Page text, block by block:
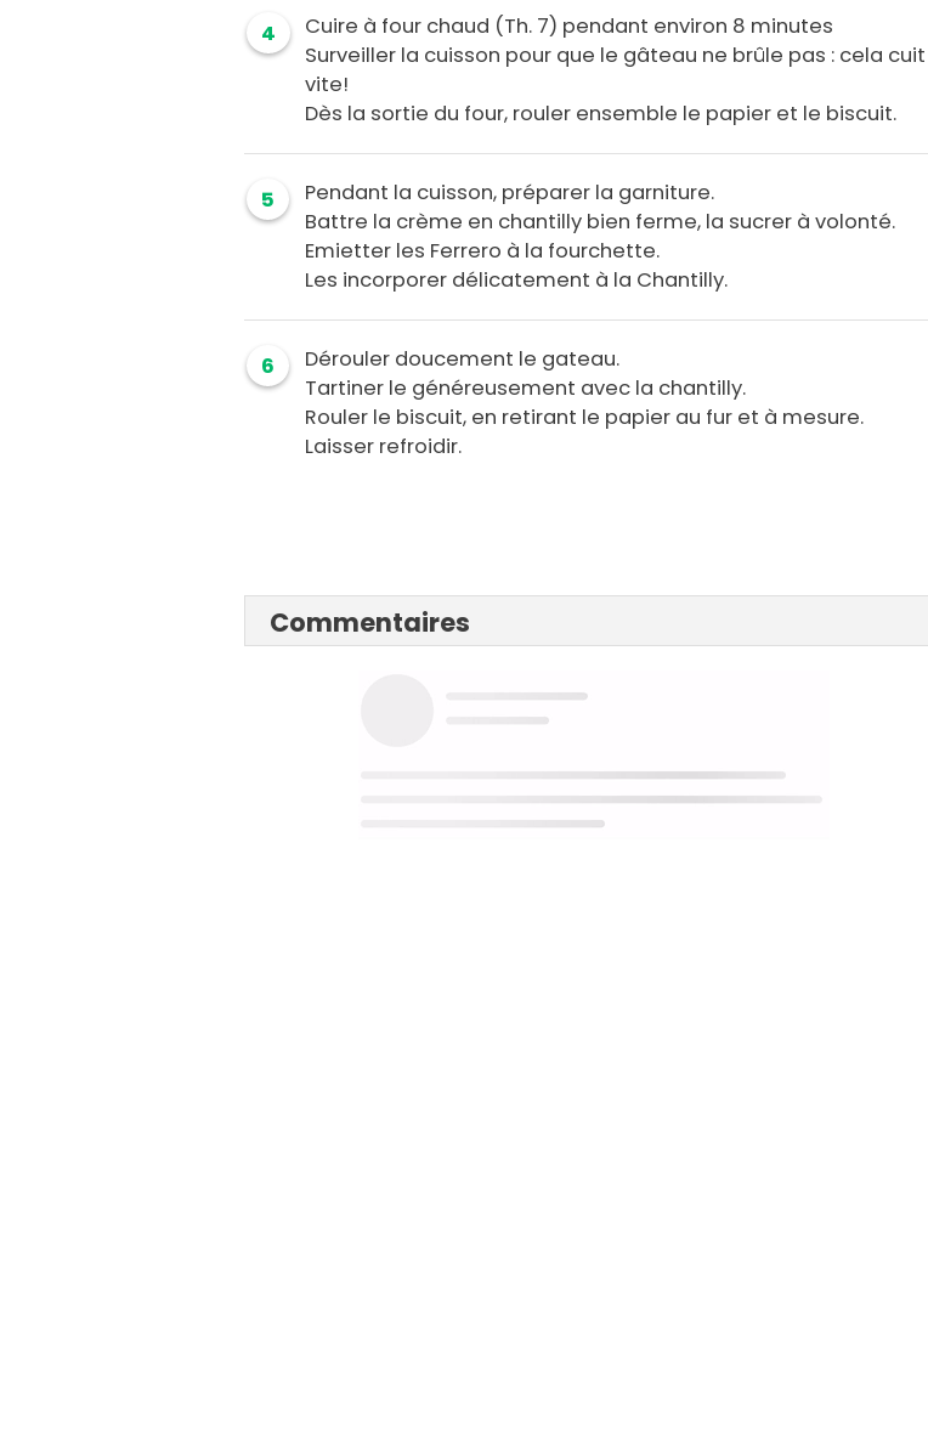
4
Cuire à four chaud (Th. 7) pendant environ 8 minutes
Surveiller la cuisson pour que le gâteau ne brûle pas : cela cuit
vite!
Dès la sortie du four, rouler ensemble le papier et le biscuit.
5
Pendant la cuisson, préparer la garniture.
Battre la crème en chantilly bien ferme, la sucrer à volonté.
Emietter les Ferrero à la fourchette.
Les incorporer délicatement à la Chantilly.
6
Dérouler doucement le gateau.
Tartiner le généreusement avec la chantilly.
Rouler le biscuit, en retirant le papier au fur et à mesure.
Laisser refroidir.
Commentaires